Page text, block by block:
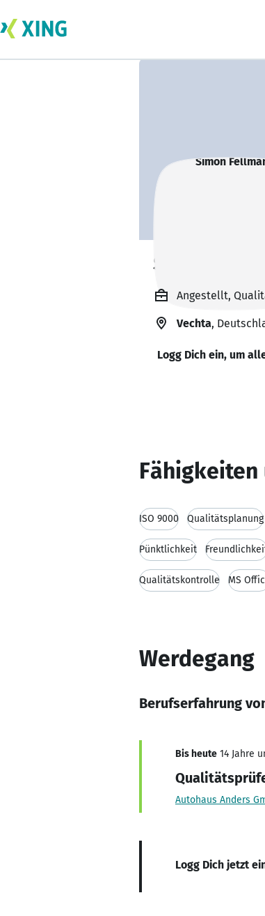
Simon
Angestellt,
Vechta,
Logg Dich ein, um
Fähigkeiten
ISO 9000 Qualitätsplanung
Pünktlichkeit
Qualitätskontrolle MS
Werdegang
Berufserfahrung
Bis heute 14 Jahre
Autohaus Anders
Logg Dich jetzt